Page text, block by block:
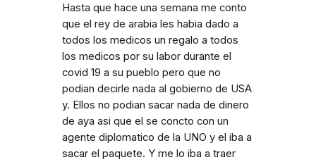
Hasta que hace una semana me conto
que el rey de arabia les habia dado a
todos los medicos un regalo a todos
los medicos por su labor durante el
covid 19 a su pueblo pero que no
podian decirle nada al gobierno de USA
y. Ellos no podian sacar nada de dinero
de aya asi que el se concto con un
agente diplomatico de la UNO y el iba a
sacar el paquete. Y me lo iba a traer